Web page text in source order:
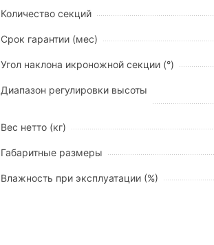
Количество секций
Срок гарантии (мес)
Угол наклона икроножной секции (°)
Диапазон регулировки высоты
Вес нетто (кг)
Габаритные размеры
Влажность при эксплуатации (%)